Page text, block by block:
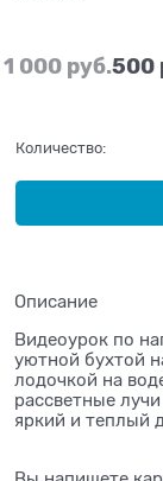
1 000 руб.500
Количество:
Описание
Видеоурок по
уютной бухтой
лодочкой на
рассветные
яркий и теплый